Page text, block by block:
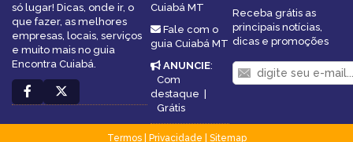
só lugar! Dicas, onde ir, o
que fazer, as melhores
empresas, locais, serviços
e muito mais no guia
Encontra Cuiabá.
Cuiabá MT
Fale com o
guia Cuiabá MT
ANUNCIE:
Com
destaque |
Grátis
Receba grátis as
principais notícias,
dicas e promoções
Termos| Privacidade
Sitemap